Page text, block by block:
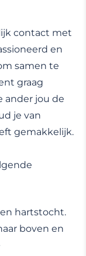
contact met
en
samen te
graag
ander jou de
je van
gemakkelijk.
hartstocht.
boven en